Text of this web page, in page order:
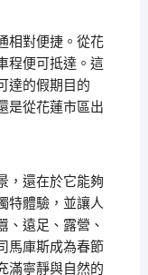
相對便捷。從花
程便可抵達。這
達的假期目的
是從花蓮市區出
，還在於它能夠
特體驗，並讓人
、遠足、露營、
馬庫斯成為春節
滿寧靜與自然的